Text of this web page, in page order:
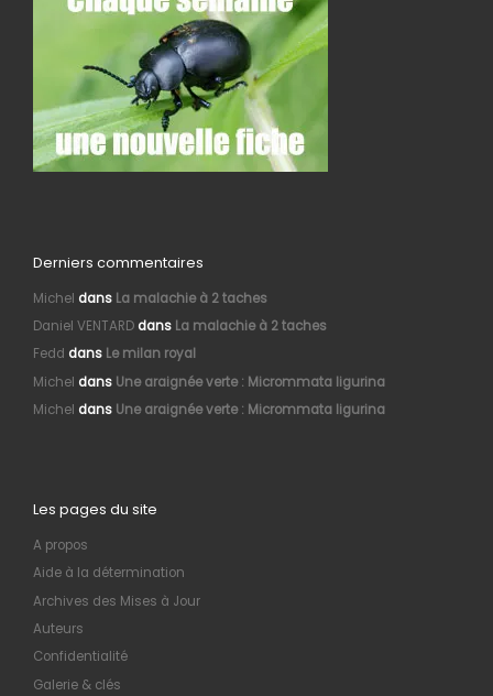
Derniers commentaires
Michel dans La malachie à 2 taches
Daniel VENTARDdans La malachie à 2 taches
Fedd dans Le milan royal
Michel dans Une araignée verte : Micrommata ligurina
Michel dans Une araignée verte : Micrommata ligurina
Les pages du site
A propos
Aide à la détermination
Archives des Mises à Jour
Auteurs
Confidentialité
Galerie & clés